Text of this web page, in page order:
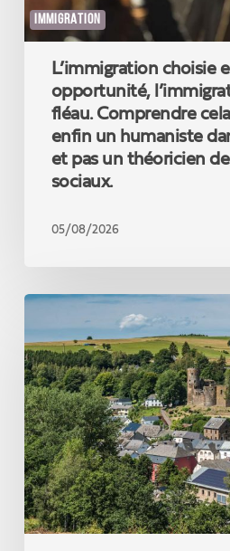
IMMIGRATION
cela
permet
enfin
humaniste
dans
réelle
théoricien
sociaux.
L’immigration choisie
opportunité,
fléau. Comprendre
enfin un humaniste
et pas un théoricien
sociaux.
05/08/2026
Un
record
touristique
qui
confirme
la
force
de
notre
coopération